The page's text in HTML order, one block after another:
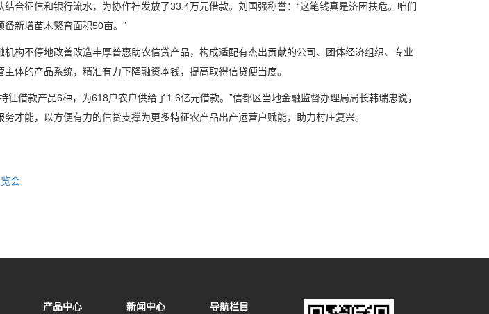
合征信和银行流水，为协作社发放了33.4万元借款。刘国强称誉：“这笔钱真是济困扶危。咱们
新增苗木繁育面积50亩。”
不停地改善改造丰厚普惠助农信贷产品，构成适配有杰出贡献的公司、团体经济组织、专业
体的产品系统，精准有力下降融资本钱，提高取得信贷便当度。
借款产品6种，为618户农户供给了1.6亿元借款。”信都区当地金融监督办理局局长韩瑞忠说，
才能，以方便有力的信贷支撑为更多特征农产品出产运营户赋能，助力村庄复兴。
会
产品中心 新闻中心 导航栏目